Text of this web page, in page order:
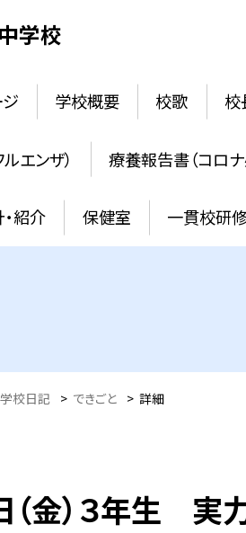
学校
学校概要 校歌 校
エンザ） 療養報告書（コロ
紹介 保健室 一貫校研
学校日記 > できごと > 詳細
（金）３年生 実